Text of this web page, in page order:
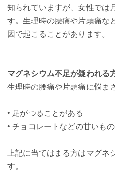
知られていますが、女性では
す。生理時の腰痛や片頭痛な
因で起こることがあります。
マグネシウム不足が疑われる
生理時の腰痛や片頭痛に悩ま
• 足がつることがある
• チョコレートなどの甘いも
上記に当てはまる方はマグネ
す。